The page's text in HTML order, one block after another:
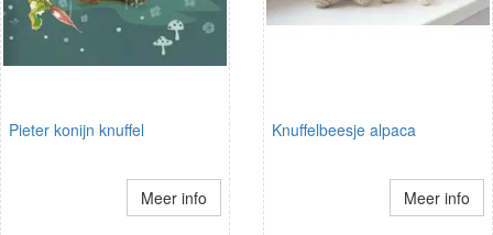
Pieter konijn knuffel
Meer info
Knuffelbeesje alpaca
Meer info